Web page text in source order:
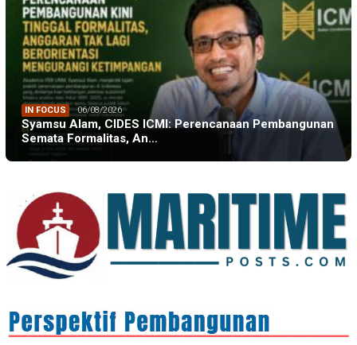
IN FOCUS 06/08/2026
Syamsu Alam, CIDES ICMI: Perencanaan Pembangunan
Semata Formalitas, An…